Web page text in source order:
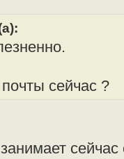
сейчас ?